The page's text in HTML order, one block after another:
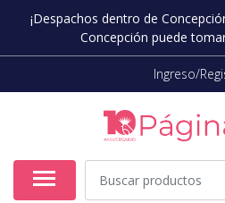
¡Despachos dentro de
Concepción puede
Ingreso/